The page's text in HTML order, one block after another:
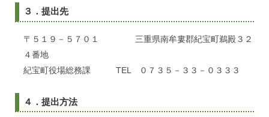
３．提出先
〒５１９－５７０１ 三重県南牟婁郡紀宝町鵜殿３２
４番地
紀宝町役場総務課 TEL ０７３５－３３－０３３３
４．提出方法